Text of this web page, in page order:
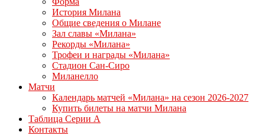
История Милана
Общие сведения о Милане
Зал славы «Милана»
Рекорды «Милана»
Трофеи и награды «Милана»
Стадион Сан-Сиро
Миланелло
Матчи
Календарь матчей «Милана» на сезон 2026-2027
Купить билеты на матчи Милана
Таблица Серии А
Контакты